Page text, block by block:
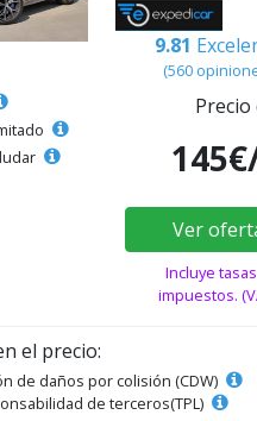
9.81
(560
Precio
Ver
Incluye
impuestos.
el precio:
de daños por colisión (CDW)
de terceros(TPL)